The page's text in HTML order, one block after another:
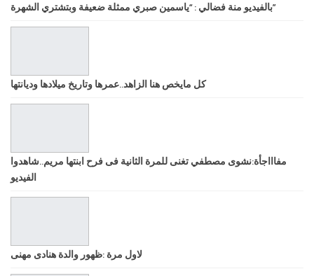
بالفيديو منة فضالي : “ياسمين صبري ممثلة ضعيفة وبتشتري الشهرة”
كل مايخص هنا الزاهد..عمرها وتاريخ ميلادها وديانتها
مفاااجأة:نشوى مصطفي تغنى للمرة الثانية فى فرح ابنتها مريم..شاهدوا
الفيديو
لاول مرة :ظهور والدة هنادى مهنى